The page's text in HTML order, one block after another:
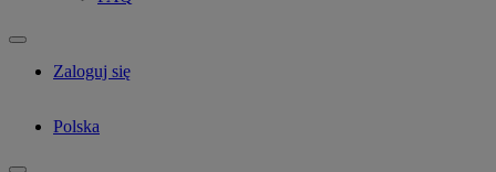
Zaloguj się
Polska